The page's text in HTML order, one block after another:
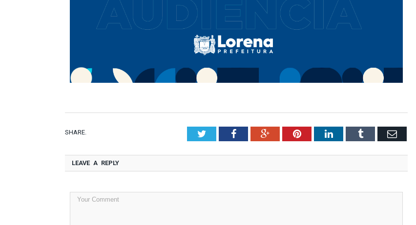
SHARE. TwitterFacebookGoogle+PinterestLinkedInTumblr Email
LEAVE A REPLY